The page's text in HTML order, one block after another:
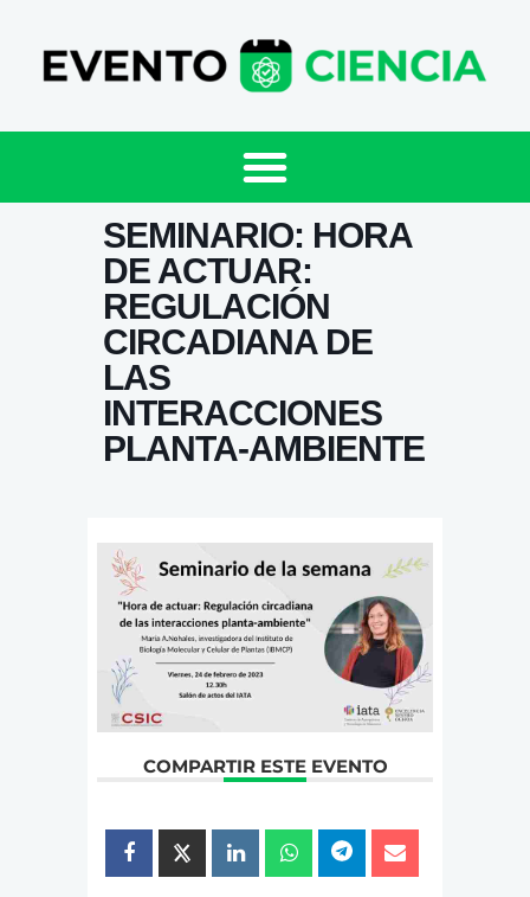
SEMINARIO: HORA
DE ACTUAR:
REGULACIÓN
CIRCADIANA DE
LAS
INTERACCIONES
PLANTA-AMBIENTE
COMPARTIR ESTE EVENTO